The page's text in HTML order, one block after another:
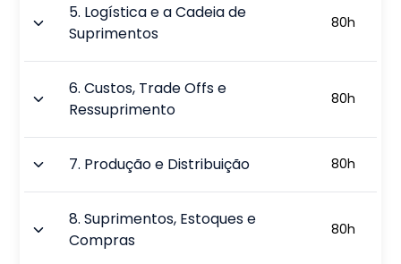
5. Logística e a Cadeia de
Suprimentos
80h
6.Custos, Trade Offs e
Ressuprimento
80h
7. Produção e Distribuição 80h
8.Suprimentos, Estoques e
Compras
80h